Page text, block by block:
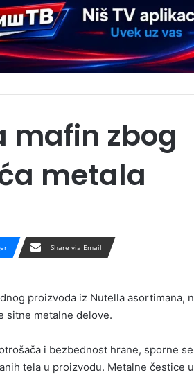
mafin zbog
metala
Share via Email
proizvoda iz Nutella asortimana,
sitne metalne delove.
i bezbednost hrane, sporne
tela u proizvodu. Metalne čestice